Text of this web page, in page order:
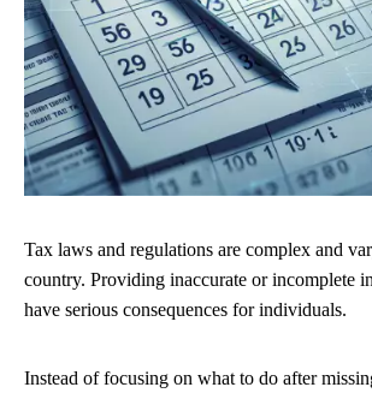
Tax laws and regulations are complex and
country. Providing inaccurate or incomplete
have serious consequences for individuals.
Instead of focusing on what to do after